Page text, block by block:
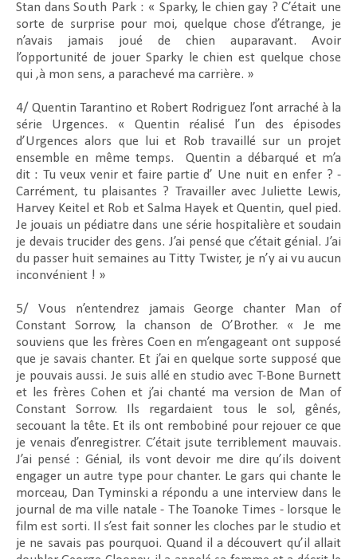
Stan dansSouth Park : « Sparky, le chien gay ? C’était une
sorte de surprise pour moi, quelque chose d’étrange, je
n’avais jamais joué de chien auparavant. Avoir
l’opportunité de jouer Sparky le chien est quelque chose
qui ,à mon sens, a parachevé ma carrière. »
4/ Quentin Tarantino et Robert Rodriguez l’ont arraché à la
série Urgences. « Quentin réalisé l’un des épisodes
d’Urgences alors que lui et Rob travaillé sur un projet
ensemble en même temps.
Quentin a débarqué et m’a
dit : Tu veux venir et faire partie d’ Une nuit en enfer ? -
Carrément, tu plaisantes ? Travailler avec Juliette Lewis,
Harvey Keitel et Rob et Salma Hayek et Quentin, quel pied.
Je jouais un pédiatre dans une série hospitalière et soudain
je devais trucider des gens. J’ai pensé que c’était génial. J’ai
du passer huit semaines au Titty Twister, je n’y ai vu aucun
inconvénient ! »
5/ Vous n’entendrez jamais George chanter Man of
Constant Sorrow, la chanson de O’Brother. « Je me
souviens que les frères Coen en m’engageant ont supposé
que je savais chanter. Et j’ai en quelque sorte supposé que
je pouvais aussi. Je suis allé en studio avec T-Bone Burnett
et les frères Cohen et j’ai chanté ma version de Man of
Constant Sorrow. Ils regardaient tous le sol, gênés,
secouant la tête. Et ils ont rembobiné pour rejouer ce que
je venais d’enregistrer. C’était jsute terriblement mauvais.
J’ai pensé : Génial, ils vont devoir me dire qu’ils doivent
engager un autre type pour chanter. Le gars qui chante le
morceau, Dan Tyminski a répondu a une interview dans le
journal de ma ville natale - The Toanoke Times - lorsque le
film est sorti. Il s’est fait sonner les cloches par le studio et
je ne savais pas pourquoi. Quand il a découvert qu’il allait